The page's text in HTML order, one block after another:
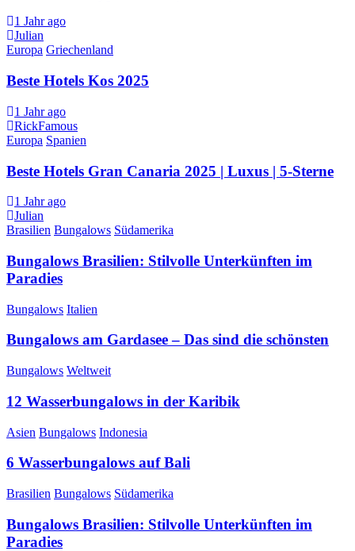
1 Jahr ago
Julian
Europa Griechenland
Beste Hotels Kos 2025
1 Jahr ago
RickFamous
Europa Spanien
Beste Hotels Gran Canaria 2025 | Luxus | 5-Sterne
1 Jahr ago
Julian
Brasilien Bungalows Südamerika
Bungalows Brasilien: Stilvolle Unterkünften im
Paradies
Bungalows Italien
Bungalows am Gardasee – Das sind die schönsten
Bungalows Weltweit
12 Wasserbungalows in der Karibik
Asien Bungalows Indonesia
6 Wasserbungalows auf Bali
Brasilien Bungalows Südamerika
Bungalows Brasilien: Stilvolle Unterkünften im
Paradies